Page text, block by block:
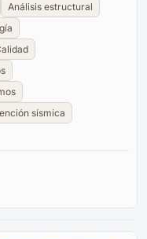
Análisis estructural
sísmica